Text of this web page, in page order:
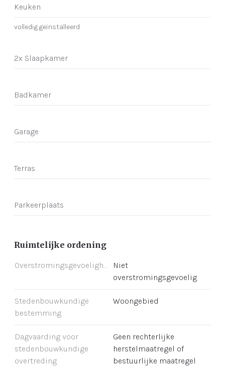
Keuken
volledig geïnstalleerd
2x Slaapkamer
Badkamer
Garage
Terras
Parkeerplaats
Ruimtelijke ordening
Niet
overstromingsgevoelig
Stedenbouwkundige
bestemming
Woongebied
Dagvaarding voor
stedenbouwkundige
overtreding
Geen rechterlijke
herstelmaatregel of
bestuurlijke maatregel